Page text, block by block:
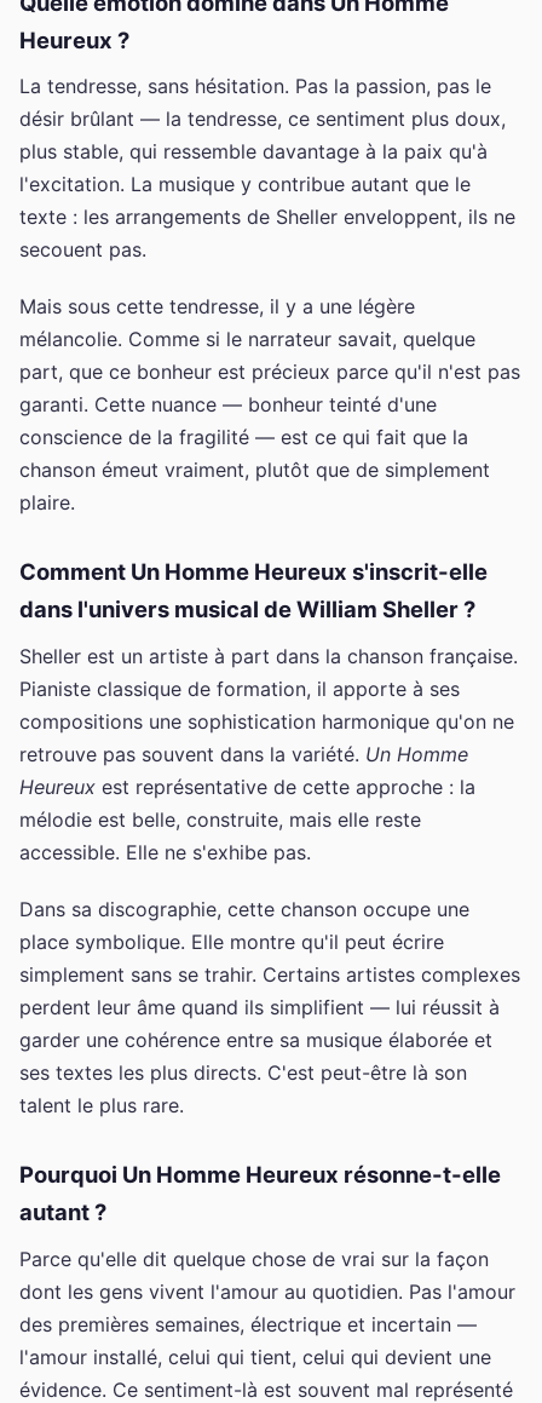
Heureux ?
La tendresse, sans hésitation. Pas la passion, pas le
désir brûlant — la tendresse, ce sentiment plus doux,
plus stable, qui ressemble davantage à la paix qu'à
l'excitation. La musique y contribue autant que le
texte : les arrangements de Sheller enveloppent, ils ne
secouent pas.
Mais sous cette tendresse, il y a une légère
mélancolie. Comme si le narrateur savait, quelque
part, que ce bonheur est précieux parce qu'il n'est pas
garanti. Cette nuance — bonheur teinté d'une
conscience de la fragilité — est ce qui fait que la
chanson émeut vraiment, plutôt que de simplement
plaire.
Comment Un Homme Heureux s'inscrit-elle
dans l'univers musical de William Sheller ?
Sheller est un artiste à part dans la chanson française.
Pianiste classique de formation, il apporte à ses
compositions une sophistication harmonique qu'on ne
retrouve pas souvent dans la variété. Un Homme
Heureux est représentative de cette approche : la
mélodie est belle, construite, mais elle reste
accessible. Elle ne s'exhibe pas.
Dans sa discographie, cette chanson occupe une
place symbolique. Elle montre qu'il peut écrire
simplement sans se trahir. Certains artistes complexes
perdent leur âme quand ils simplifient — lui réussit à
garder une cohérence entre sa musique élaborée et
ses textes les plus directs. C'est peut-être là son
talent le plus rare.
Pourquoi Un Homme Heureux résonne-t-elle
autant ?
Parce qu'elle dit quelque chose de vrai sur la façon
dont les gens vivent l'amour au quotidien. Pas l'amour
des premières semaines, électrique et incertain —
l'amour installé, celui qui tient, celui qui devient une
évidence. Ce sentiment-là est souvent mal représenté